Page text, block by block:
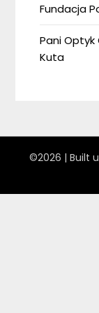
Fundacja
Pani
Kuta
©2026 | Built